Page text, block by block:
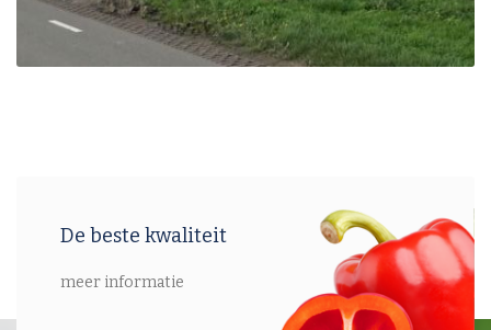
De beste kwaliteit
meer informatie